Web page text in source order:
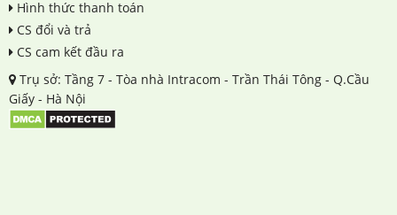
Hình thức thanh toán
CS đổi và trả
CS cam kết đầu ra
Trụ sở: Tầng 7 - Tòa nhà Intracom - Trần Thái Tông - Q.Cầu
Giấy - Hà Nội